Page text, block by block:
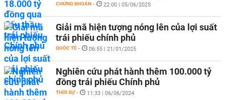
CHỨNG KHOÁN - 22:00 | 05/06/2025
Giải mã hiện tượng nóng lên của lợi suất
trái phiếu chính phủ
QUỐC TẾ - 06:55 | 21/01/2025
Nghiên cứu phát hành thêm 100.000 tỷ
đồng trái phiếu Chính phủ
THỜI SỰ - 11:33 | 06/06/2024